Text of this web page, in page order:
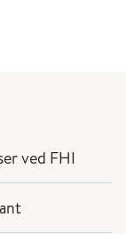
ved FHI